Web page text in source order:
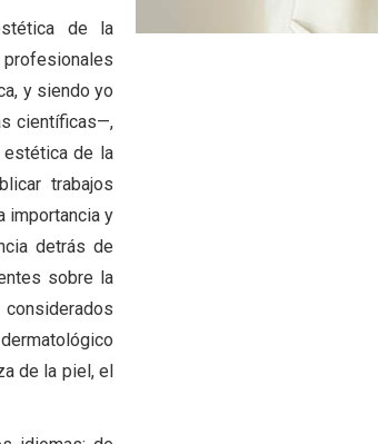
de la
y siendo yo
científicas—,
de la
trabajos
importancia y
detrás de
sobre la
de la piel, el